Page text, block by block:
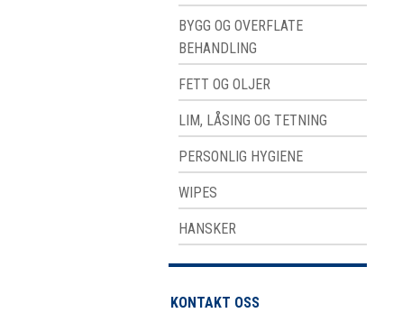
BYGG OG OVERFLATE
BEHANDLING
FETT OG OLJER
LIM, LÅSING OG TETNING
PERSONLIG HYGIENE
WIPES
HANSKER
KONTAKT OSS